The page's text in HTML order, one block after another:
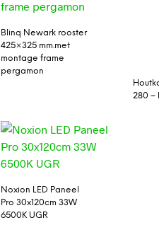
Blinq Newark rooster
425×325 mm.met
montage frame
pergamon
280 –
Noxion LED Paneel
Pro 30x120cm 33W
6500K UGR